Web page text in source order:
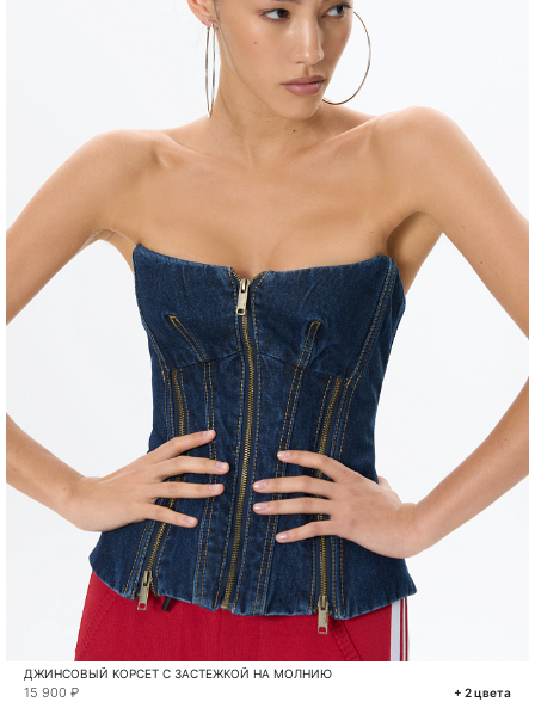
ДЖИНСОВЫЙ КОРСЕТ С ЗАСТЕЖКОЙ НА МОЛНИЮ
15 900 ₽ + 2 цвета